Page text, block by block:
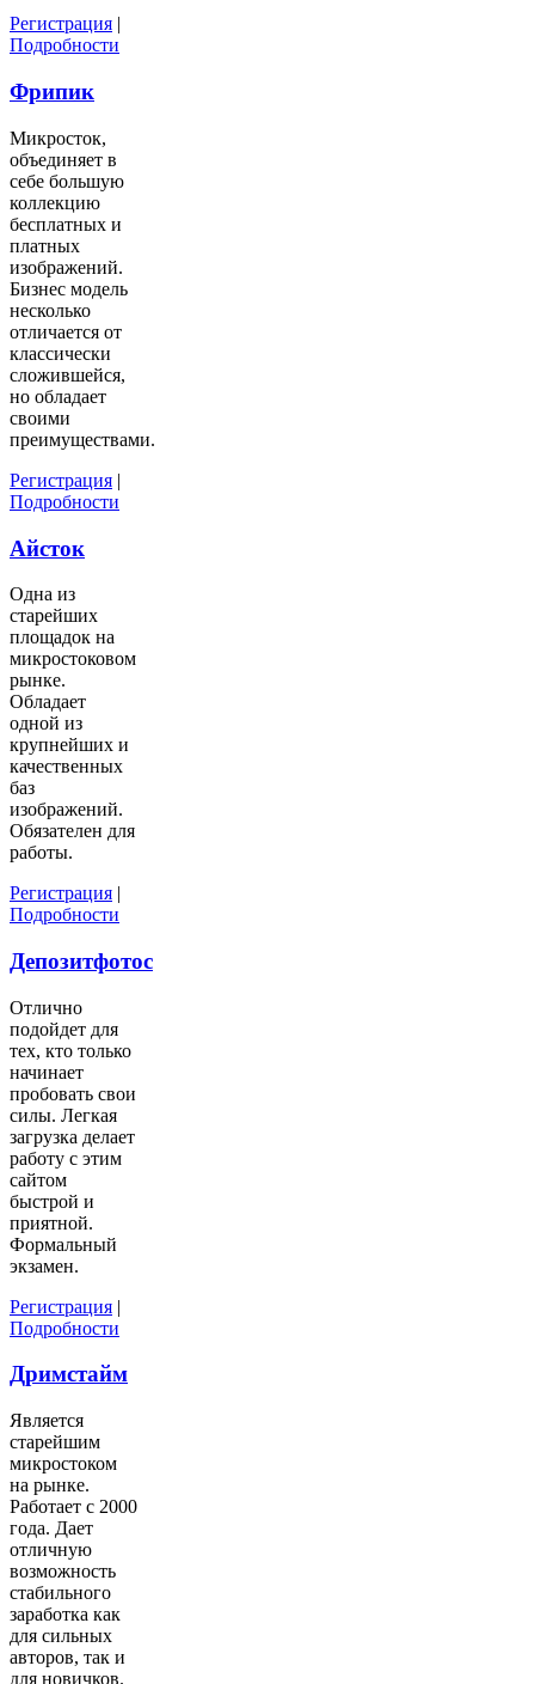
Регистрация |
Подробности
Фрипик
Микросток,
объединяет в
себе большую
коллекцию
бесплатных и
платных
изображений.
Бизнес модель
несколько
отличается от
классически
сложившейся,
но обладает
своими
преимуществами.
Регистрация |
Подробности
Айсток
Одна из
старейших
площадок на
микростоковом
рынке.
Обладает
одной из
крупнейших и
качественных
баз
изображений.
Обязателен для
работы.
Регистрация |
Подробности
Депозитфотос
Отлично
подойдет для
тех, кто только
начинает
пробовать свои
силы. Легкая
загрузка делает
работу с этим
сайтом
быстрой и
приятной.
Формальный
экзамен.
Регистрация |
Подробности
Дримстайм
Является
старейшим
микростоком
на рынке.
Работает с 2000
года. Дает
отличную
возможность
стабильного
заработка как
для сильных
авторов, так и
для новичков.